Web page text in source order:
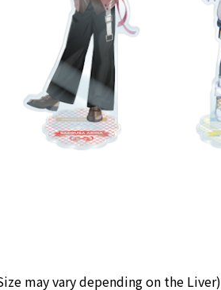
may vary depending on the Liver)